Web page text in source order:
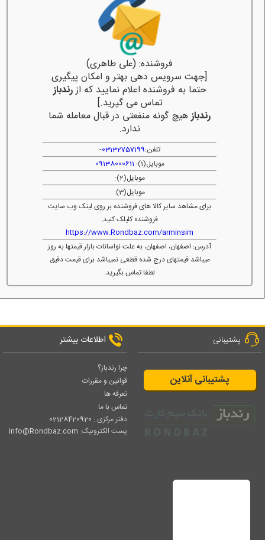
فروشنده: (علی طاهری)
[جهت سرویس دهی بهتر و امکان پیگیری
حتما به فروشنده اعلام نمایید که ازرندباز
تماس می گیرید.]
رندبازهیچ گونه منفعتی در قبال معامله شما
ندارد.
تلفن:03132757199
-
موبایل(1):
09138000611
موبایل(2):
موبایل(3):
برای مشاهد سایر کالا های فروشنده بر روی لینک وب سایت
فروشنده کلیلک کنید.
https://www.Rondbaz.com/arminsim
آدرس: اصفهان، اصفهان، به علت نواسانات بازار قیمتها به روز
میباشد قیمتهای درج شده قطعی نمیباشد برای قیمت دقیق
لطفا تماس بگیرید.
پشتیبانی
پشتیبانی آنلاین
اطلاعات بیشتر
چرا رندباز؟
قوانین و مقررات
تعرفه ها
تماس با ما
دفتر مرکزی : 02128420920
پست الکترونیک: info@Rondbaz.com